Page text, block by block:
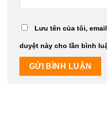
Lưu tên của tôi,
duyệt này cho lần bình